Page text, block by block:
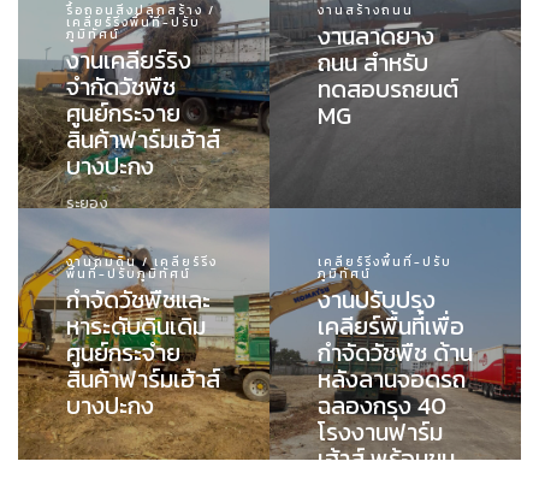
รื้อถอนสิ่งปลูกสร้าง /
เคลียร์ริ่งพื้นที่-ปรับ
ภูมิทัศน์
งานเคลียร์ริง
จำกัดวัชพืช
ศูนย์กระจาย
สินค้าฟาร์มเฮ้าส์
บางปะกง
ระยอง
งานสร้างถนน
งานลาดยาง
ถนน สำหรับ
ทดสอบรถยนต์
MG
งานถมดิน / เคลียร์ริ่ง
พื้นที่-ปรับภูมิทัศน์
กำจัดวัชพืชและ
หาระดับดินเดิม
ศูนย์กระจำย
สินค้าฟาร์มเฮ้าส์
บางปะกง
เคลียร์ริ่งพื้นที่-ปรับ
ภูมิทัศน์
งานปรับปรุง
เคลียร์พื้นที่เพื่อ
กำจัดวัชพืช ด้าน
หลังลานจอดรถ
ฉลองกรุง 40
โรงงานฟาร์ม
เฮ้าส์ พร้อมขน